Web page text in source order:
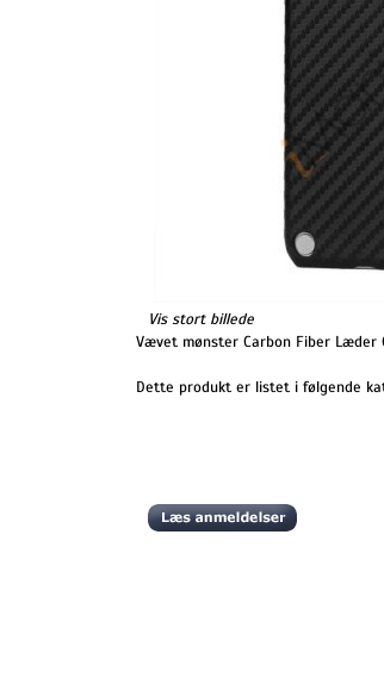
Vis stort billede
Vævet mønster Carbon Fiber Læder
Dette produkt er listet i følgende